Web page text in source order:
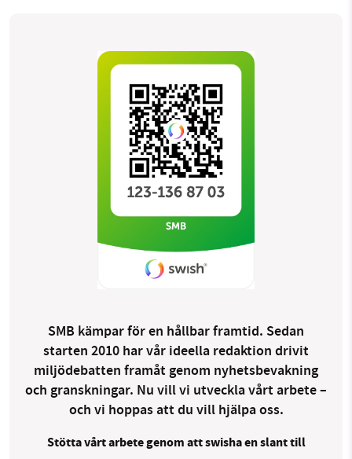
SMB kämpar för en hållbar framtid. Sedan
starten 2010 har vår ideella redaktion drivit
miljödebatten framåt genom nyhetsbevakning
och granskningar. Nu vill vi utveckla vårt arbete –
och vi hoppas att du vill hjälpa oss.
Stötta vårt arbete genom att swisha en slant till